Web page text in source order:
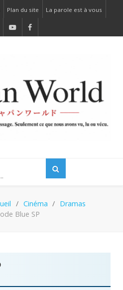
Plan du site La parole est à vous
Cinéma
Dramas
Blue SP